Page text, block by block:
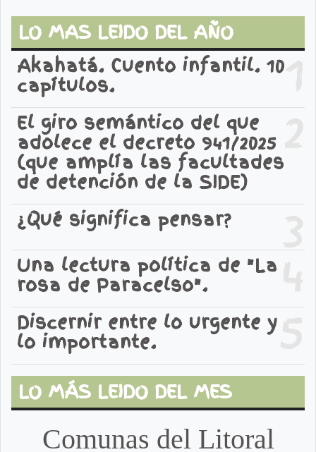
LO MAS LEIDO DEL AÑO
1
Akahatá. Cuento infantil. 10
capítulos.
2
El giro semántico del que
adolece el decreto 941/2025
(que amplía las facultades
de detención de la SIDE)
3
¿Qué significa pensar?
4
Una lectura política de "La
rosa de Paracelso".
5
Discernir entre lo urgente y
lo importante.
LO MÁS LEIDO DEL MES
Comunas del Litoral